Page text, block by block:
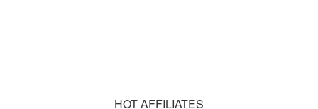
HOT AFFILIATES